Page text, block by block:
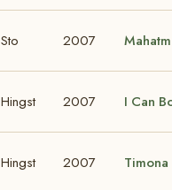
Sto 2007
Hingst 2007 I Can
Hingst 2007 Timona